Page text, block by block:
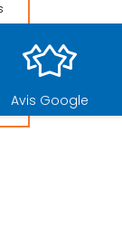
Avis Google